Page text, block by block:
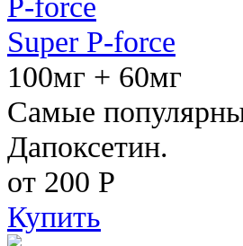
Super P-force
100мг + 60мг
Самые
Дапоксетин.
от 200 Р
Купить